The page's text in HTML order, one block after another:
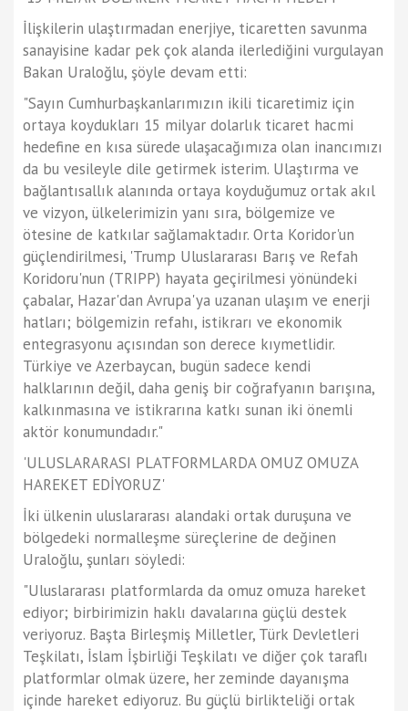
İlişkilerin ulaştırmadan enerjiye, ticaretten savunma
sanayisine kadar pek çok alanda ilerlediğini vurgulayan
Bakan Uraloğlu, şöyle devam etti:
"Sayın Cumhurbaşkanlarımızın ikili ticaretimiz için
ortaya koydukları 15 milyar dolarlık ticaret hacmi
hedefine en kısa sürede ulaşacağımıza olan inancımızı
da bu vesileyle dile getirmek isterim. Ulaştırma ve
bağlantısallık alanında ortaya koyduğumuz ortak akıl
ve vizyon, ülkelerimizin yanı sıra, bölgemize ve
ötesine de katkılar sağlamaktadır. Orta Koridor'un
güçlendirilmesi, 'Trump Uluslararası Barış ve Refah
Koridoru'nun (TRIPP) hayata geçirilmesi yönündeki
çabalar, Hazar'dan Avrupa'ya uzanan ulaşım ve enerji
hatları; bölgemizin refahı, istikrarı ve ekonomik
entegrasyonu açısından son derece kıymetlidir.
Türkiye ve Azerbaycan, bugün sadece kendi
halklarının değil, daha geniş bir coğrafyanın barışına,
kalkınmasına ve istikrarına katkı sunan iki önemli
aktör konumundadır."
'ULUSLARARASI PLATFORMLARDA OMUZ OMUZA
HAREKET EDİYORUZ'
İki ülkenin uluslararası alandaki ortak duruşuna ve
bölgedeki normalleşme süreçlerine de değinen
Uraloğlu, şunları söyledi:
"Uluslararası platformlarda da omuz omuza hareket
ediyor; birbirimizin haklı davalarına güçlü destek
veriyoruz. Başta Birleşmiş Milletler, Türk Devletleri
Teşkilatı, İslam İşbirliği Teşkilatı ve diğer çok taraflı
platformlar olmak üzere, her zeminde dayanışma
içinde hareket ediyoruz. Bu güçlü birlikteliği ortak